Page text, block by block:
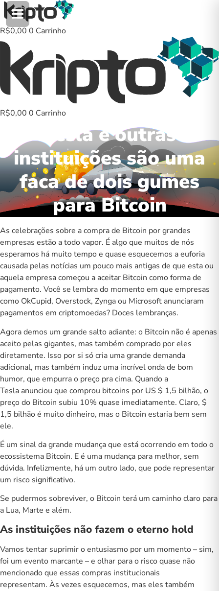
para
o
conteúdo
R$0,00 0 Carrinho
R$0,00 0 Carrinho
Tesla e outras
instituições são uma
faca de dois gumes
para Bitcoin
As celebrações sobre a compra de Bitcoin por grandes
empresas estão a todo vapor. É algo que muitos de nós
esperamos há muito tempo e quase esquecemos a euforia
causada pelas notícias um pouco mais antigas de que esta ou
aquela empresa começou a aceitar Bitcoin como forma de
pagamento. Você se lembra do momento em que empresas
como OkCupid, Overstock, Zynga ou Microsoft anunciaram
pagamentos em criptomoedas? Doces lembranças.
Agora demos um grande salto adiante: o Bitcoin não é apenas
aceito pelas gigantes, mas também comprado por eles
diretamente. Isso por si só cria uma grande demanda
adicional, mas também induz uma incrível onda de bom
humor, que empurra o preço pra cima. Quando a
Tesla anunciou que comprou bitcoins por US $ 1,5 bilhão, o
preço do Bitcoin subiu 10% quase imediatamente. Claro, $
1,5 bilhão é muito dinheiro, mas o Bitcoin estaria bem sem
ele.
É um sinal da grande mudança que está ocorrendo em todo o
ecossistema Bitcoin. E é uma mudança para melhor, sem
dúvida. Infelizmente, há um outro lado, que pode representar
um risco significativo.
Se pudermos sobreviver, o Bitcoin terá um caminho claro para
a Lua, Marte e além.
As instituições não fazem o eterno hold
Vamos tentar suprimir o entusiasmo por um momento – sim,
foi um evento marcante – e olhar para o risco quase não
mencionado que essas compras institucionais
representam. Às vezes esquecemos, mas eles também